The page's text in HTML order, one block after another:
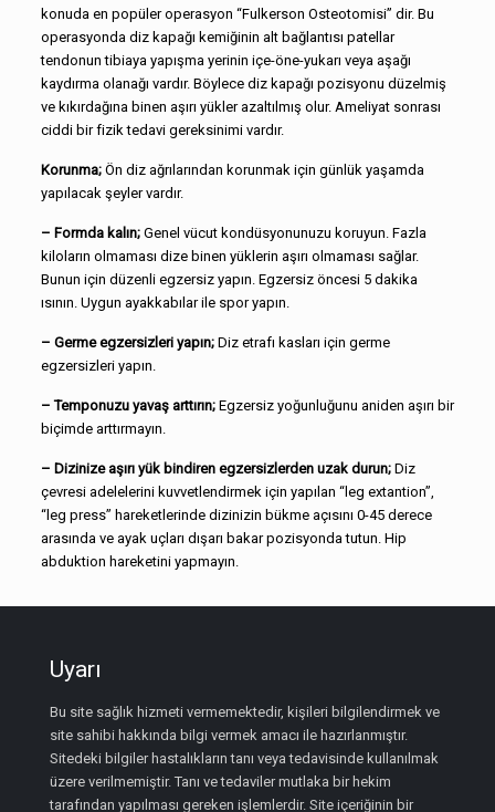
konuda en popüler operasyon “Fulkerson Osteotomisi” dir. Bu
operasyonda diz kapağı kemiğinin alt bağlantısı patellar
tendonun tibiaya yapışma yerinin içe-öne-yukarı veya aşağı
kaydırma olanağı vardır. Böylece diz kapağı pozisyonu düzelmiş
ve kıkırdağına binen aşırı yükler azaltılmış olur. Ameliyat sonrası
ciddi bir fizik tedavi gereksinimi vardır.
Korunma;Ön diz ağrılarından korunmak için günlük yaşamda
yapılacak şeyler vardır.
– Formda kalın;Genel vücut kondüsyonunuzu koruyun. Fazla
kiloların olmaması dize binen yüklerin aşırı olmaması sağlar.
Bunun için düzenli egzersiz yapın. Egzersiz öncesi 5 dakika
ısının. Uygun ayakkabılar ile spor yapın.
– Germe egzersizleri yapın;Diz etrafı kasları için germe
egzersizleri yapın.
– Temponuzu yavaş arttırın; Egzersiz yoğunluğunu aniden aşırı bir
biçimde arttırmayın.
– Dizinize aşırı yük bindiren egzersizlerden uzak durun;Diz
çevresi adelelerini kuvvetlendirmek için yapılan “leg extantion”,
“leg press” hareketlerinde dizinizin bükme açısını 0-45 derece
arasında ve ayak uçları dışarı bakar pozisyonda tutun. Hip
abduktion hareketini yapmayın.
Uyarı
Bu site sağlık hizmeti vermemektedir, kişileri bilgilendirmek ve
site sahibi hakkında bilgi vermek amacı ile hazırlanmıştır.
Sitedeki bilgiler hastalıkların tanı veya tedavisinde kullanılmak
üzere verilmemiştir. Tanı ve tedaviler mutlaka bir hekim
tarafından yapılması gereken işlemlerdir. Site içeriğinin bir